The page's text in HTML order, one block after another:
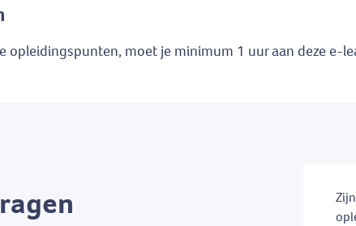
opleidingspunten, moet je minimum 1 uur aan deze e-